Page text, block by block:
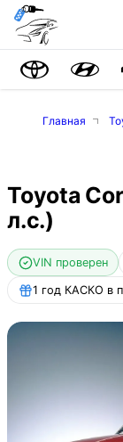
Главная
Toyota
л.с.)
VIN проверен
1 год КАСКО в